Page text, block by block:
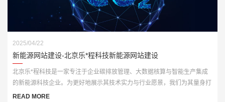
2025/04/22
新能源网站建设-北京乐*程科技新能源网站建设
北京乐*程科技是一家专注于企业碳排放管理、大数据核算与智能生产集成
的新能源科技企业。为更好地展示其技术实力与行业愿景，我们为其量身打
造了一套高端、智能化的官方网站解决方案，全面赋能品牌数字化形象升
READ MORE